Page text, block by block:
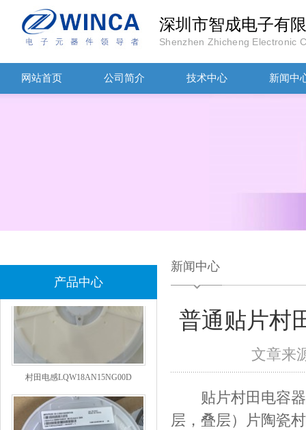
深圳市智成电子有
Shenzhen Zhicheng Electronic
网站首页 公司简介 技术中心 新闻中
产品中心
TDK滤波器ACM2012-202-2P-T002参数
村田电感LQW18AN15NG00D
新闻中心
普通贴片村
文章来
贴片村田电容器
层，叠层）片陶瓷